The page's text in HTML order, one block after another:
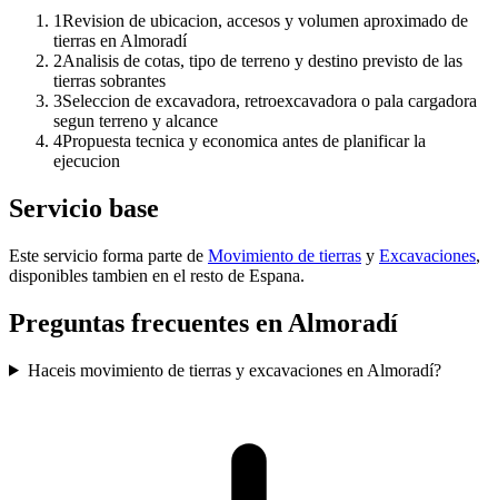
1Revision de ubicacion, accesos y volumen aproximado de
tierras en Almoradí
2Analisis de cotas, tipo de terreno y destino previsto de las
tierras sobrantes
3Seleccion de excavadora, retroexcavadora o pala cargadora
segun terreno y alcance
4Propuesta tecnica y economica antes de planificar la
ejecucion
Servicio base
Este servicio forma parte de Movimiento de tierras y Excavaciones,
disponibles tambien en el resto de Espana.
Preguntas frecuentes en Almoradí
Haceis movimiento de tierras y excavaciones en Almoradí?